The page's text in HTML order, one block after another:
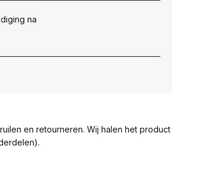
na
en retourneren. Wij halen het product